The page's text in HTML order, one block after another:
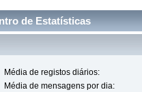
de Estatísticas
Média de registos diários:
Média de mensagens por dia: